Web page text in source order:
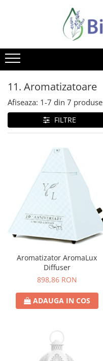
11. Aromatizatoare
Afiseaza: 1-7 din 7 produse
FILTRE
Aromatizator AromaLux
Diffuser
898,86 RON
ADAUGA IN COS